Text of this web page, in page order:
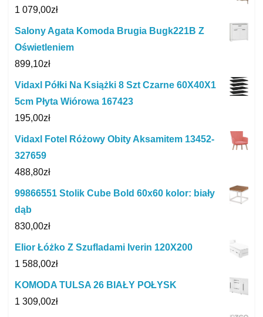
1 079,00zł
Salony Agata Komoda Brugia Bugk221B Z
Oświetleniem
899,10zł
Vidaxl Półki Na Książki 8 Szt Czarne 60X40X1
5cm Płyta Wiórowa 167423
195,00zł
Vidaxl Fotel Różowy Obity Aksamitem 13452-
327659
488,80zł
99866551 Stolik Cube Bold 60x60 kolor: biały
dąb
830,00zł
Elior Łóżko Z Szufladami Iverin 120X200
1 588,00zł
KOMODA TULSA 26 BIAŁY POŁYSK
1 309,00zł